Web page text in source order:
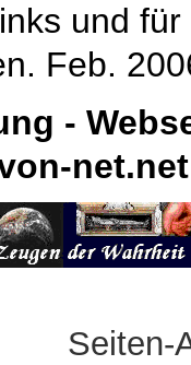
und
Feb.
-
net.net
Seiten-